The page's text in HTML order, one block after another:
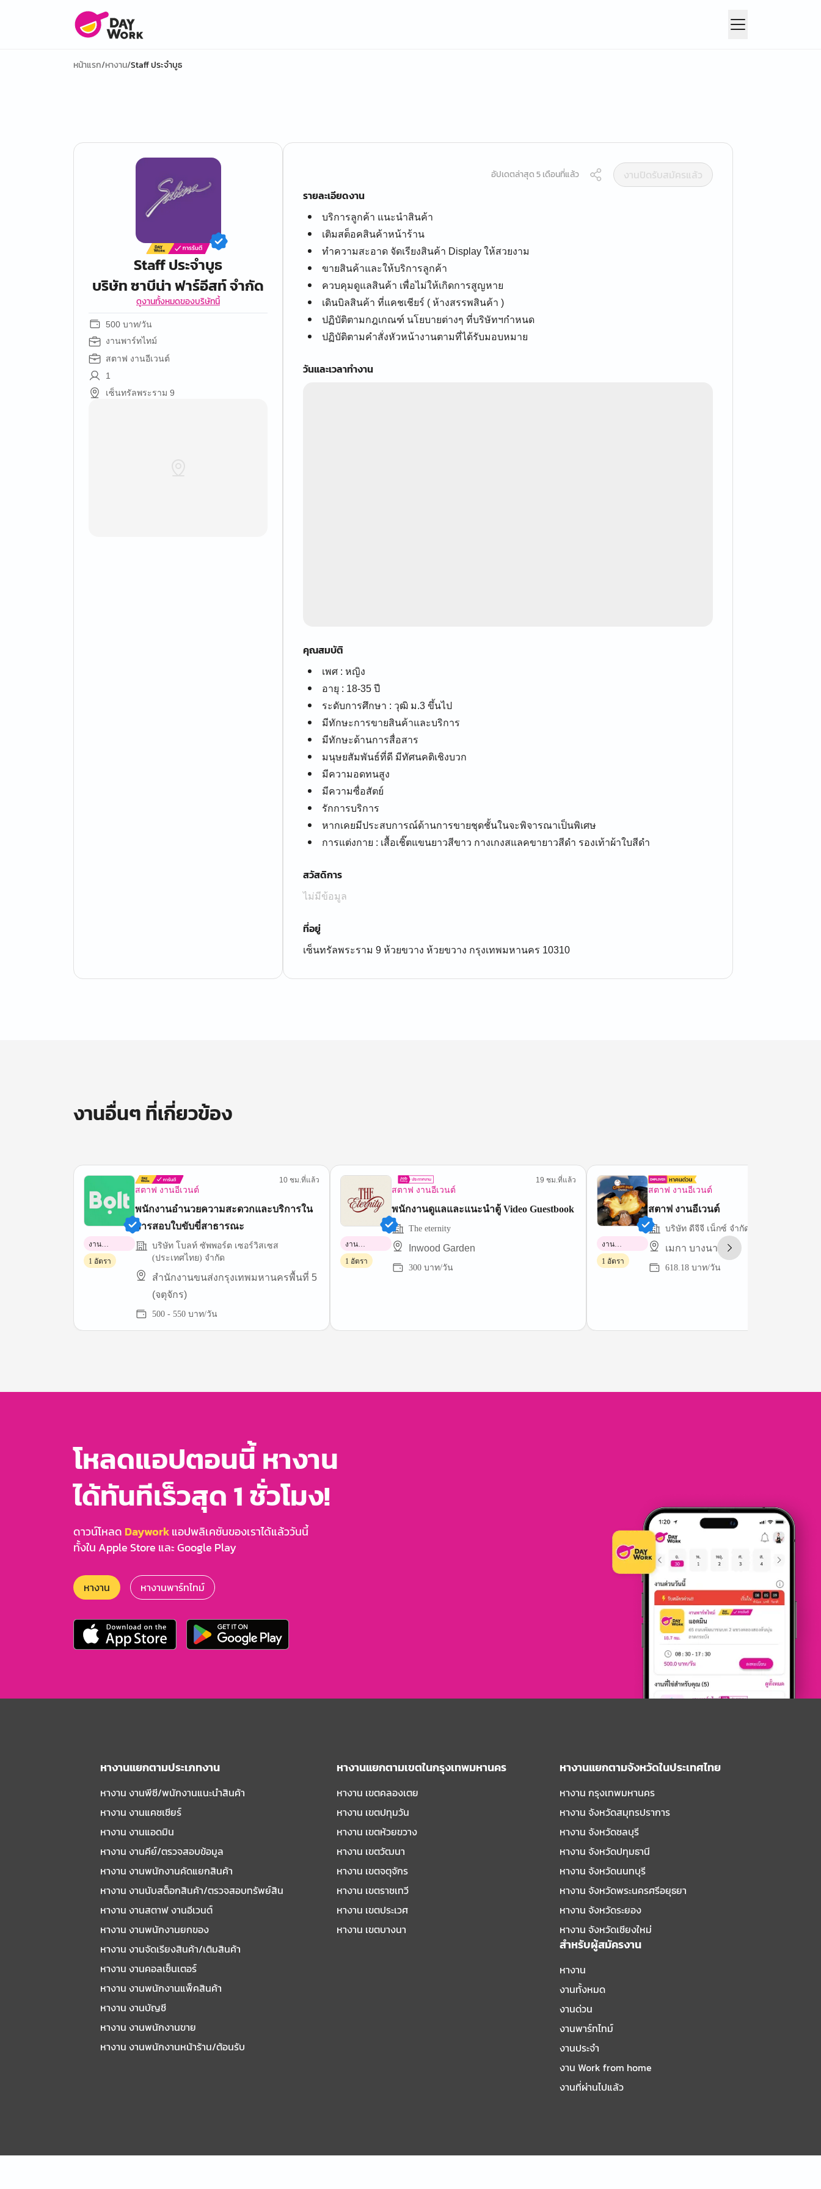
หน้าแรก/หางาน/Staff ประจำบูธ
Staff ประจำบูธ
บริษัท ซาบีน่า ฟาร์อีสท์ จำกัด
ดูงานทั้งหมดของบริษัทนี้
500 บาท/วัน
งานพาร์ทไทม์
สตาฟ งานอีเวนต์
1
เซ็นทรัลพระราม 9
อัปเดตล่าสุด 5 เดือนที่แล้ว
งานปิดรับสมัครแล้ว
รายละเอียดงาน
บริการลูกค้า แนะนำสินค้า
เติมสต็อคสินค้าหน้าร้าน
ทำความสะอาด จัดเรียงสินค้า Display ให้สวยงาม
ขายสินค้าและให้บริการลูกค้า
ควบคุมดูแลสินค้า เพื่อไม่ให้เกิดการสูญหาย
เดินบิลสินค้า ที่แคชเชียร์ ( ห้างสรรพสินค้า )
ปฏิบัติตามกฎเกณฑ์ นโยบายต่างๆ ที่บริษัทฯกำหนด
ปฏิบัติตามคำสั่งหัวหน้างานตามที่ได้รับมอบหมาย
วันและเวลาทำงาน
คุณสมบัติ
เพศ : หญิง
อายุ : 18-35 ปี
ระดับการศึกษา : วุฒิ ม.3 ขึ้นไป
มีทักษะการขายสินค้าและบริการ
มีทักษะด้านการสื่อสาร
มนุษยสัมพันธ์ที่ดี มีทัศนคติเชิงบวก
มีความอดทนสูง
มีความซื่อสัตย์
รักการบริการ
หากเคยมีประสบการณ์ด้านการขายชุดชั้นในจะพิจารณาเป็นพิเศษ
การแต่งกาย : เสื้อเชิ๊ตแขนยาวสีขาว กางเกงสแลคขายาวสีดำ รองเท้าผ้าใบสีดำ
สวัสดิการ
ไม่มีข้อมูล
ที่อยู่
เซ็นทรัลพระราม 9 ห้วยขวาง ห้วยขวาง กรุงเทพมหานคร 10310
งานอื่นๆ ที่เกี่ยวข้อง
สตาฟ งานอีเวนต์
10 ชม.ที่แล้ว
พนักงานอำนวยความสะดวกและบริการใน
การสอบใบขับขี่สาธารณะ
บริษัท โบลท์ ซัพพอร์ต เซอร์วิสเซส
(ประเทศไทย) จำกัด
สำนักงานขนส่งกรุงเทพมหานครพื้นที่ 5
(จตุจักร)
500 - 550 บาท/วัน
งาน
พาร์ทไทม์
1 อัตรา
สตาฟ งานอีเวนต์
19 ชม.ที่แล้ว
พนักงานดูแลและแนะนำตู้ Video Guestbook
The eternity
Inwood Garden
300 บาท/วัน
งาน
พาร์ทไทม์
1 อัตรา
สตาฟ งานอีเวนต์
สตาฟ งานอีเวนต์
บริษัท ดีจีจี เน็กซ์ จำกัด
เมกา บางนา
618.18 บาท/วัน
งาน
พาร์ทไทม์
1 อัตรา
โหลดแอปตอนนี้ หางาน
ได้ทันทีเร็วสุด 1 ชั่วโมง!
ดาวน์โหลด Dayworkแอปพลิเคชันของเราได้แล้ววันนี้
ทั้งใน Apple Store และ Google Play
หางาน หางานพาร์ทไทม์
หางานแยกตามประเภทงาน
หางาน งานพีซี/พนักงานแนะนําสินค้า
หางาน งานแคชเชียร์
หางาน งานแอดมิน
หางาน งานคีย์/ตรวจสอบข้อมูล
หางาน งานพนักงานคัดแยกสินค้า
หางาน งานนับสต็อกสินค้า/ตรวจสอบทรัพย์สิน
หางาน งานสตาฟ งานอีเวนต์
หางาน งานพนักงานยกของ
หางาน งานจัดเรียงสินค้า/เติมสินค้า
หางาน งานคอลเซ็นเตอร์
หางาน งานพนักงานแพ็คสินค้า
หางาน งานบัญชี
หางาน งานพนักงานขาย
หางาน งานพนักงานหน้าร้าน/ต้อนรับ
หางานแยกตามเขตในกรุงเทพมหานคร
หางาน เขตคลองเตย
หางาน เขตปทุมวัน
หางาน เขตห้วยขวาง
หางาน เขตวัฒนา
หางาน เขตจตุจักร
หางาน เขตราชเทวี
หางาน เขตประเวศ
หางาน เขตบางนา
หางานแยกตามจังหวัดในประเทศไทย
หางาน กรุงเทพมหานคร
หางาน จังหวัดสมุทรปราการ
หางาน จังหวัดชลบุรี
หางาน จังหวัดปทุมธานี
หางาน จังหวัดนนทบุรี
หางาน จังหวัดพระนครศรีอยุธยา
หางาน จังหวัดระยอง
หางาน จังหวัดเชียงใหม่
สำหรับผู้สมัครงาน
หางาน
งานทั้งหมด
งานด่วน
งานพาร์ทไทม์
งานประจำ
งาน Work from home
งานที่ผ่านไปแล้ว